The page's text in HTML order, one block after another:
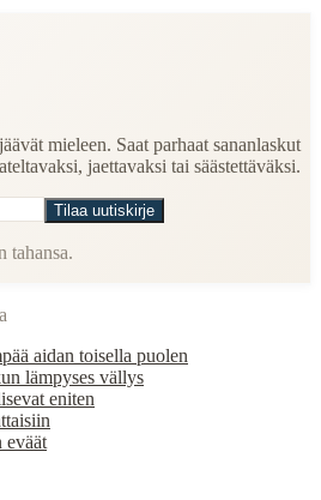
mieleen. Saat parhaat sananlaskut
jaettavaksi tai säästettäväksi.
Tilaa uutiskirje
tahansa.
aidan toisella puolen
lämpyses vällys
eniten
eväät